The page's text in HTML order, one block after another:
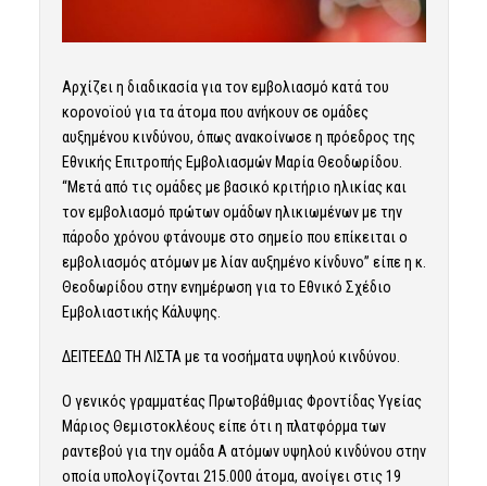
Αρχίζει η διαδικασία για τονεμβολιασμό κατά του
κορονοϊού για τα άτομα που ανήκουν σε ομάδες
αυξημένου κινδύνου, όπως ανακοίνωσε η πρόεδρος της
Εθνικής Επιτροπής Εμβολιασμών Μαρία Θεοδωρίδου.
“Μετά από τις ομάδες με βασικό κριτήριο ηλικίας και
τον εμβολιασμό πρώτων ομάδων ηλικιωμένων με την
πάροδο χρόνου φτάνουμε στο σημείο που επίκειται ο
εμβολιασμός ατόμων με λίαν αυξημένο κίνδυνο” είπε η κ.
Θεοδωρίδου στην ενημέρωση για το Εθνικό Σχέδιο
Εμβολιαστικής Κάλυψης.
ΔΕΙΤΕΕΔΩ ΤΗ ΛΙΣΤΑ με τα νοσήματα υψηλού κινδύνου.
Ο γενικός γραμματέας Πρωτοβάθμιας Φροντίδας Υγείας
Μάριος Θεμιστοκλέους είπε ότι η πλατφόρμα των
ραντεβού για την ομάδα Α ατόμων υψηλού κινδύνου στην
οποία υπολογίζονται 215.000 άτομα, ανοίγει στις 19